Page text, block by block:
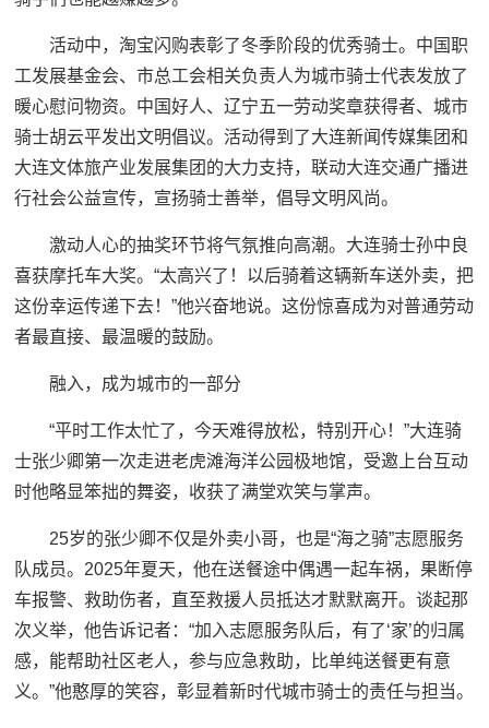
活动中，淘宝闪购表彰了冬季阶段的优秀骑士。中国职
工发展基金会、市总工会相关负责人为城市骑士代表发放了
暖心慰问物资。中国好人、辽宁五一劳动奖章获得者、城市
骑士胡云平发出文明倡议。活动得到了大连新闻传媒集团和
大连文体旅产业发展集团的大力支持，联动大连交通广播进
行社会公益宣传，宣扬骑士善举，倡导文明风尚。
激动人心的抽奖环节将气氛推向高潮。大连骑士孙中良
喜获摩托车大奖。“太高兴了！以后骑着这辆新车送外卖，把
这份幸运传递下去！”他兴奋地说。这份惊喜成为对普通劳动
者最直接、最温暖的鼓励。
融入，成为城市的一部分
“平时工作太忙了，今天难得放松，特别开心！”大连骑
士张少卿第一次走进老虎滩海洋公园极地馆，受邀上台互动
时他略显笨拙的舞姿，收获了满堂欢笑与掌声。
25岁的张少卿不仅是外卖小哥，也是“海之骑”志愿服务
队成员。2025年夏天，他在送餐途中偶遇一起车祸，果断停
车报警、救助伤者，直至救援人员抵达才默默离开。谈起那
次义举，他告诉记者：“加入志愿服务队后，有了‘家’的归属
感，能帮助社区老人，参与应急救助，比单纯送餐更有意
义。”他憨厚的笑容，彰显着新时代城市骑士的责任与担当。